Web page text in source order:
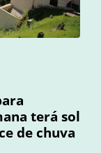
terá sol
de chuva